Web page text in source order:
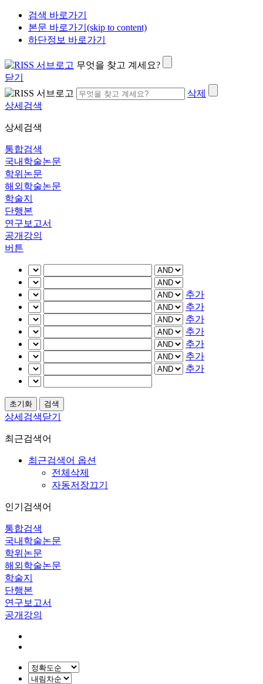
검색 바로가기
본문 바로가기(skip to content)
하단정보 바로가기
무엇을 찾고 계세요?
닫기
삭제
상세검색
상세검색
통합검색
국내학술논문
학위논문
해외학술논문
학술지
단행본
연구보고서
공개강의
버튼
추가
추가
추가
추가
추가
추가
추가
상세검색닫기
최근검색어
최근검색어 옵션
전체삭제
자동저장끄기
인기검색어
통합검색
국내학술논문
학위논문
해외학술논문
학술지
단행본
연구보고서
공개강의